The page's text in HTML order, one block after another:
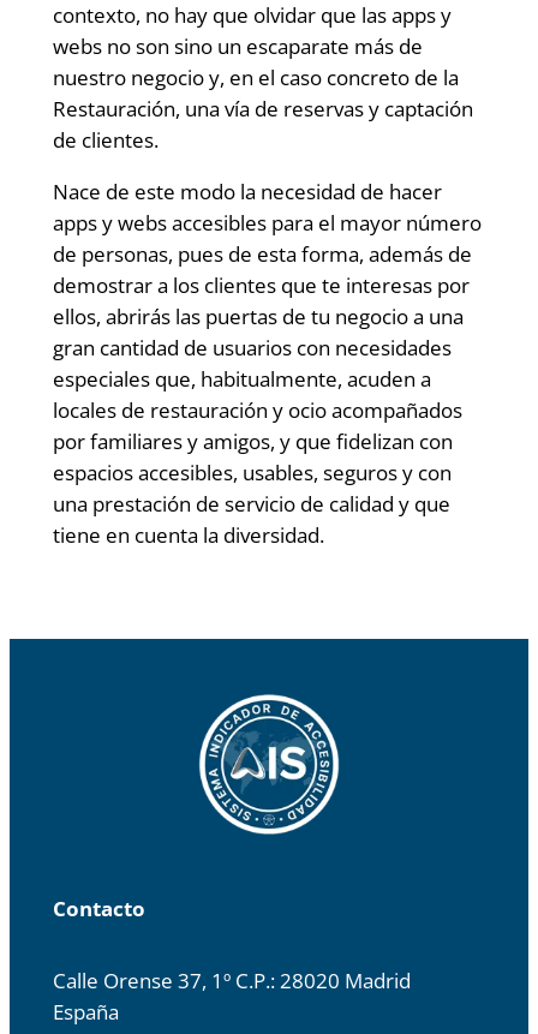
contexto, no hay que olvidar que las apps y
webs no son sino un escaparate más de
nuestro negocio y, en el caso concreto de la
Restauración, una vía de reservas y captación
de clientes.
Nace de este modo la necesidad de hacer
apps y webs accesibles para el mayor número
de personas, pues de esta forma, además de
demostrar a los clientes que te interesas por
ellos, abrirás las puertas de tu negocio a una
gran cantidad de usuarios con necesidades
especiales que, habitualmente, acuden a
locales de restauración y ocio acompañados
por familiares y amigos, y que fidelizan con
espacios accesibles, usables, seguros y con
una prestación de servicio de calidad y que
tiene en cuenta la diversidad.
Contacto
Calle Orense 37, 1º C.P.: 28020 Madrid
España